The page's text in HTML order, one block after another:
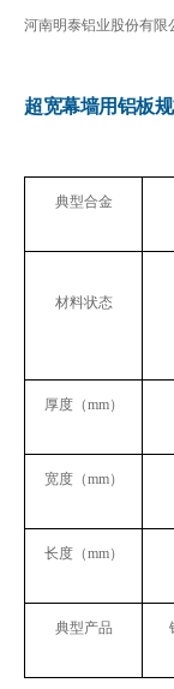
河南明泰铝业股份有限
超宽幕墙用铝板
典型合金
材料状态
厚度（mm）
宽度（mm）
长度（mm）
典型产品